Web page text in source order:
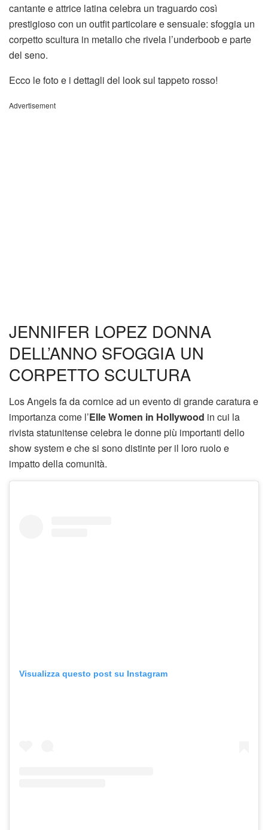
cantante e attrice latina celebra un traguardo così
prestigioso con un outfit particolare e sensuale: sfoggia un
corpetto scultura in metallo che rivela l’underboob e parte
del seno.
Ecco le foto e i dettagli del look sul tappeto rosso!
Advertisement
JENNIFER LOPEZ DONNA
DELL’ANNO SFOGGIA UN
CORPETTO SCULTURA
Los Angels fa da cornice ad un evento di grande caratura e
importanza come l’Elle Women in Hollywood in cui la
rivista statunitense celebra le donne più importanti dello
show system e che si sono distinte per il loro ruolo e
impatto della comunità.
Visualizza questo post su Instagram